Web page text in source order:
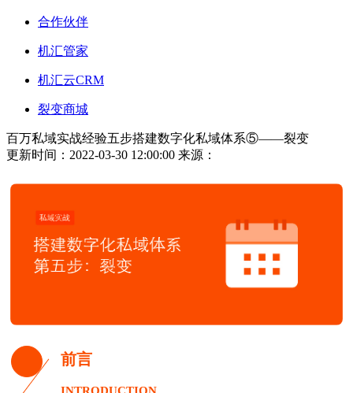
合作伙伴
机汇管家
机汇云CRM
裂变商城
百万私域实战经验五步搭建数字化私域体系⑤——裂变
更新时间：2022-03-30 12:00:00 来源：
前言